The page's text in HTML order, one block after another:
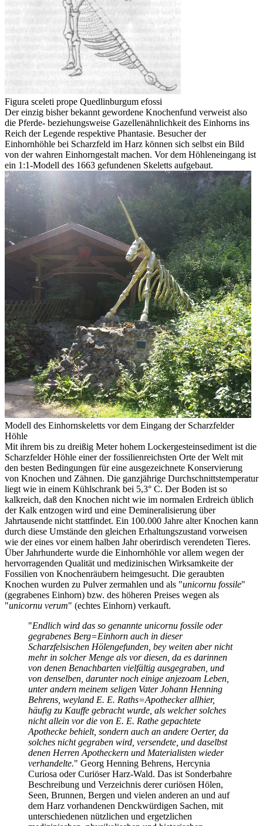
Figura sceleti prope Quedlinburgum efossi
Der einzig bisher bekannt gewordene Knochenfund verweist also
die Pferde- beziehungsweise Gazellenähnlichkeit des Einhorns ins
Reich der Legende respektive Phantasie. Besucher der
Einhornhöhle bei Scharzfeld im Harz können sich selbst ein Bild
von der wahren Einhorngestalt machen. Vor dem Höhleneingang ist
ein 1:1-Modell des 1663 gefundenen Skeletts aufgebaut.
Modell des Einhornskeletts vor dem Eingang der Scharzfelder
Höhle
Mit ihrem bis zu dreißig Meter hohem Lockergesteinsediment ist die
Scharzfelder Höhle einer der fossilienreichsten Orte der Welt mit
den besten Bedingungen für eine ausgezeichnete Konservierung
von Knochen und Zähnen. Die ganzjährige Durchschnittstemperatur
liegt wie in einem Kühlschrank bei 5,3° C. Der Boden ist so
kalkreich, daß den Knochen nicht wie im normalen Erdreich üblich
der Kalk entzogen wird und eine Demineralisierung über
Jahrtausende nicht stattfindet. Ein 100.000 Jahre alter Knochen kann
durch diese Umstände den gleichen Erhaltungszustand vorweisen
wie der eines vor einem halben Jahr oberirdisch verendeten Tieres.
Über Jahrhunderte wurde die Einhornhöhle vor allem wegen der
hervorragenden Qualität und medizinischen Wirksamkeite der
Fossilien von Knochenräubern heimgesucht. Die geraubten
Knochen wurden zu Pulver zermahlen und als "unicornu fossile"
(gegrabenes Einhorn) bzw. des höheren Preises wegen als
"unicornu verum" (echtes Einhorn) verkauft.
"Endlich wird das so genannte unicornu fossile oder
gegrabenes Berg=Einhorn auch in dieser
Scharzfelsischen Hölengefunden, bey weiten aber nicht
mehr in solcher Menge als vor diesen, da es darinnen
von denen Benachbarten vielfältig ausgegraben, und
von denselben, darunter noch einige anjezoam Leben,
unter andern meinem seligen Vater Johann Henning
Behrens, weyland E. E. Raths=Apothecker allhier,
häufig zu Kauffe gebracht wurde, als welcher solches
nicht allein vor die von E. E. Rathe gepachtete
Apothecke behielt, sondern auch an andere Oerter, da
solches nicht gegraben wird, versendete, und daselbst
denen Herren Apotheckern und Materialisten wieder
verhandelte." Georg Henning Behrens, Hercynia
Curiosa oder Curiöser Harz-Wald. Das ist Sonderbahre
Beschreibung und Verzeichnis derer curiösen Hölen,
Seen, Brunnen, Bergen und vielen anderen an und auf
dem Harz vorhandenen Denckwürdigen Sachen, mit
unterschiedenen nützlichen und ergetzlichen